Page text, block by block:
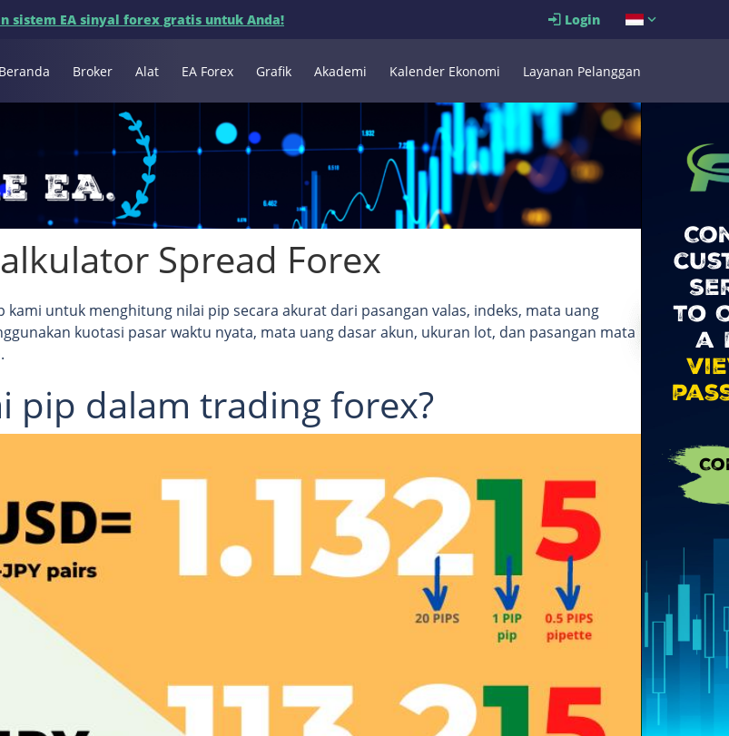
sistem EA sinyal forex gratis untuk Anda! Login
Beranda Broker Alat EA Forex Grafik Akademi Kalender Ekonomi Layanan Pelanggan
Spread Forex
kami untuk menghitung nilai pip secara akurat dari pasangan valas, indeks, mata uang
kuotasi pasar waktu nyata, mata uang dasar akun, ukuran lot, dan pasangan mata
pip dalam trading forex?